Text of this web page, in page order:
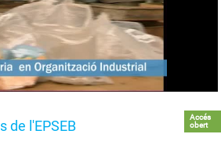
de l'EPSEB
Accés
obert